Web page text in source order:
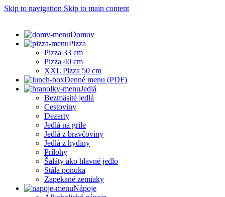
Skip to navigation Skip to main content
Domov
Pizza
Pizza 33 cm
Pizza 40 cm
XXL Pizza 50 cm
Denné menu (PDF)
Jedlá
Bezmäsité jedlá
Cestoviny
Dezerty
Jedlá na grile
Jedlá z bravčoviny
Jedlá z hydiny
Prílohy
Šaláty ako hlavné jedlo
Stála ponuka
Zapekané zemiaky
Nápoje